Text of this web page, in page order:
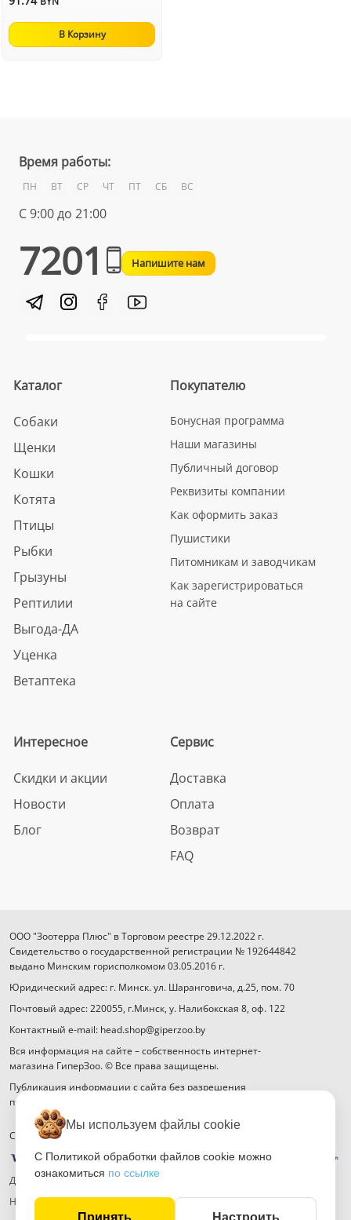
В Корзину
Время работы:
ПН ВТ СР ЧТ ПТ СБ ВС
С 9:00 до 21:00
7201 Напишите нам
Каталог
Собаки
Щенки
Кошки
Котята
Птицы
Рыбки
Грызуны
Рептилии
Выгода-ДА
Уценка
Ветаптека
Покупателю
Бонусная программа
Наши магазины
Публичный договор
Реквизиты компании
Как оформить заказ
Пушистики
Питомникам и заводчикам
Как зарегистрироваться
на сайте
Интересное
Скидки и акции
Новости
Блог
Сервис
Доставка
Оплата
Возврат
FAQ
ООО "Зоотерра Плюс" в Торговом реестре 29.12.2022 г.
Свидетельство о государственной регистрации № 192644842
выдано Минским горисполкомом 03.05.2016 г.
Юридический адрес: г. Минск. ул. Шаранговича, д.25, пом. 70
Почтовый адрес: 220055, г.Минск, у. Налибокская 8, оф. 122
Контактный e-mail: head.shop@giperzoo.by
Вся информация на сайте – собственность интернет-
магазина ГиперЗоо. © Все права защищены.
Публикация информации с сайта без разрешения
правообладателя запрещена.
Способы оплаты
Договор публичной оферты
Настройка файлов cookie
Мы используем файлы cookie
С Политикой обработки файлов cookie можно
ознакомиться по ссылке
Принять Настроить